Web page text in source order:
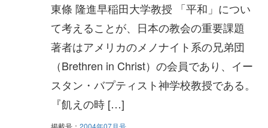
東條 隆進早稲田大学教授 「平和」につい
て考えることが、日本の教会の重要課題
著者はアメリカのメノナイト系の兄弟団
（Brethren in Christ）の会員であり、イー
スタン・バプティスト神学校教授である。
『飢えの時 […]
掲載号： 2004年07月号